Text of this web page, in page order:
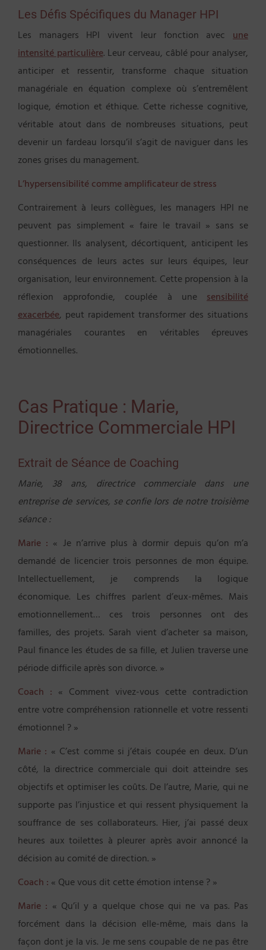
Les Défis Spécifiques du Manager HPI
Les managers HPI vivent leur fonction avec une
intensité particulière. Leur cerveau, câblé pour analyser,
anticiper et ressentir, transforme chaque situation
managériale en équation complexe où s’entremêlent
logique, émotion et éthique. Cette richesse cognitive,
véritable atout dans de nombreuses situations, peut
devenir un fardeau lorsqu’il s’agit de naviguer dans les
zones grises du management.
L’hypersensibilité comme amplificateur de stress
Contrairement à leurs collègues, les managers HPI ne
peuvent pas simplement « faire le travail » sans se
questionner. Ils analysent, décortiquent, anticipent les
conséquences de leurs actes sur leurs équipes, leur
organisation, leur environnement. Cette propension à la
réflexion approfondie, couplée à une sensibilité
exacerbée, peut rapidement transformer des situations
managériales courantes en véritables épreuves
émotionnelles.
Cas Pratique : Marie,
Directrice Commerciale HPI
Extrait de Séance de Coaching
Marie, 38 ans, directrice commerciale dans une
entreprise de services, se confie lors de notre troisième
séance :
Marie : « Je n’arrive plus à dormir depuis qu’on m’a
demandé de licencier trois personnes de mon équipe.
Intellectuellement, je comprends la logique
économique. Les chiffres parlent d’eux-mêmes. Mais
emotionnellement… ces trois personnes ont des
familles, des projets. Sarah vient d’acheter sa maison,
Paul finance les études de sa fille, et Julien traverse une
période difficile après son divorce. »
Coach : « Comment vivez-vous cette contradiction
entre votre compréhension rationnelle et votre ressenti
émotionnel ? »
Marie : « C’est comme si j’étais coupée en deux. D’un
côté, la directrice commerciale qui doit atteindre ses
objectifs et optimiser les coûts. De l’autre, Marie, qui ne
supporte pas l’injustice et qui ressent physiquement la
souffrance de ses collaborateurs. Hier, j’ai passé deux
heures aux toilettes à pleurer après avoir annoncé la
décision au comité de direction. »
Coach : « Que vous dit cette émotion intense ? »
Marie : « Qu’il y a quelque chose qui ne va pas. Pas
forcément dans la décision elle-même, mais dans la
façon dont je la vis. Je me sens coupable de ne pas être